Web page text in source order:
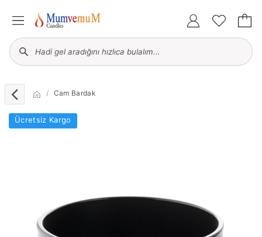
Cam Bardak
Ücretsiz Kargo